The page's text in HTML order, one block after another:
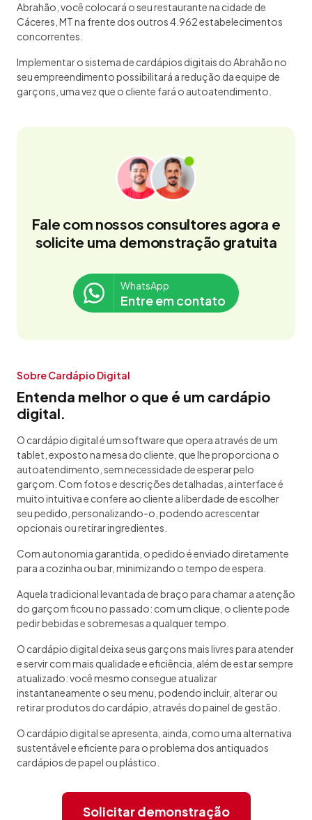
Abrahão, você colocará o seu restaurante na cidade de
Cáceres, MT na frente dos outros 4.962 estabelecimentos
concorrentes.
Implementar o sistema de cardápios digitais do Abrahão no
seu empreendimento possibilitará a redução da equipe de
garçons, uma vez que o cliente fará o autoatendimento.
Fale com nossos consultores agora e
solicite uma demonstração gratuita
WhatsApp
Entre em contato
Sobre Cardápio Digital
Entenda melhor o que é um cardápio
digital.
O cardápio digital é um software que opera através de um
tablet, exposto na mesa do cliente, que lhe proporciona o
autoatendimento, sem necessidade de esperar pelo
garçom. Com fotos e descrições detalhadas, a interface é
muito intuitiva e confere ao cliente a liberdade de escolher
seu pedido, personalizando-o, podendo acrescentar
opcionais ou retirar ingredientes.
Com autonomia garantida, o pedido é enviado diretamente
para a cozinha ou bar, minimizando o tempo de espera.
Aquela tradicional levantada de braço para chamar a atenção
do garçom ficou no passado: com um clique, o cliente pode
pedir bebidas e sobremesas a qualquer tempo.
O cardápio digital deixa seus garçons mais livres para atender
e servir com mais qualidade e eficiência, além de estar sempre
atualizado: você mesmo consegue atualizar
instantaneamente o seu menu, podendo incluir, alterar ou
retirar produtos do cardápio, através do painel de gestão.
O cardápio digital se apresenta, ainda, como uma alternativa
sustentável e eficiente para o problema dos antiquados
cardápios de papel ou plástico.
Solicitar demonstração